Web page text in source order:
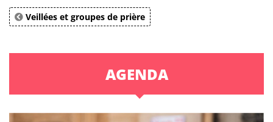
Veillées et groupes de prière
AGENDA